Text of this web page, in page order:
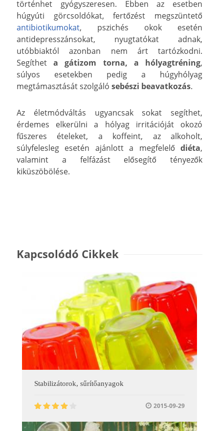
történhet gyógyszeresen. Ebben az esetben
húgyúti görcsoldókat, fertőzést megszüntető
antibiotikumokat, pszichés okok esetén
antidepresszánsokat, nyugtatókat adnak,
utóbbiaktól azonban nem árt tartózkodni.
Segítheta gátizom torna, a hólyagtréning,
súlyos esetekben pedig a húgyhólyag
megtámasztását szolgáló sebészi beavatkozás.
Az életmódváltás ugyancsak sokat segíthet,
érdemes elkerülni a hólyag irritációját okozó
fűszeres ételeket, a koffeint, az alkoholt,
súlyfelesleg esetén ajánlott a megfelelő diéta,
valamint a felfázást elősegítő tényezők
kiküszöbölése.
Kapcsolódó Cikkek
Stabilizátorok, sűrítőanyagok
2015-09-29